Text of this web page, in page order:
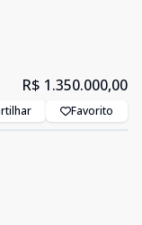
R$ 1.350.000,00
Favorito